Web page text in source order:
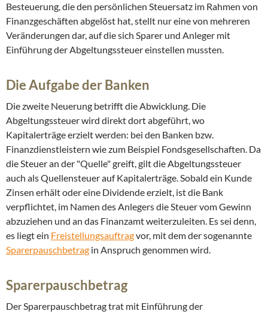
Besteuerung, die den persönlichen Steuersatz im Rahmen von
Finanzgeschäften abgelöst hat, stellt nur eine von mehreren
Veränderungen dar, auf die sich Sparer und Anleger mit
Einführung der Abgeltungssteuer einstellen mussten.
Die Aufgabe der Banken
Die zweite Neuerung betrifft die Abwicklung. Die
Abgeltungssteuer wird direkt dort abgeführt, wo
Kapitalerträge erzielt werden: bei den Banken bzw.
Finanzdienstleistern wie zum Beispiel Fondsgesellschaften. Da
die Steuer an der "Quelle" greift, gilt die Abgeltungssteuer
auch als Quellensteuer auf Kapitalerträge. Sobald ein Kunde
Zinsen erhält oder eine Dividende erzielt, ist die Bank
verpflichtet, im Namen des Anlegers die Steuer vom Gewinn
abzuziehen und an das Finanzamt weiterzuleiten. Es sei denn,
es liegt ein Freistellungsauftragvor, mit dem der sogenannte
Sparerpauschbetrag in Anspruch genommen wird.
Sparerpauschbetrag
Der Sparerpauschbetrag trat mit Einführung der